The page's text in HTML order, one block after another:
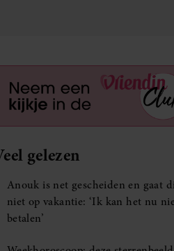
gelezen
Anouk is net gescheiden en gaat
niet op vakantie: ‘Ik kan het nu
betalen’